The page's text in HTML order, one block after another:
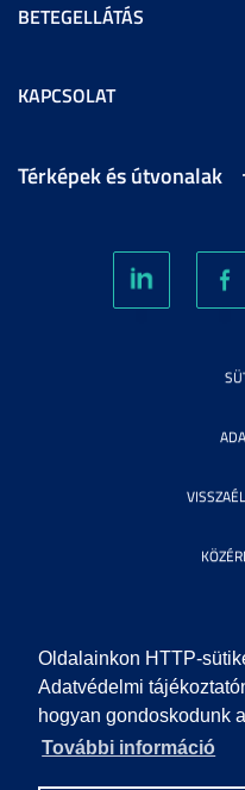
Oldalainkon HTTP-
Adatvédelmi
hogyan gondoskodunk
További információ
BETEGELLÁTÁS
KAPCSOLAT
Térképek és útvonalak
© 2010 SZEGEDI